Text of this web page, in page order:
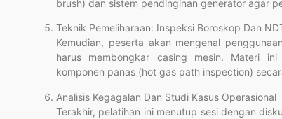
brush) dan sistem pendinginan generator agar
Teknik Pemeliharaan: Inspeksi Boroskop Dan
Kemudian, peserta akan mengenal
harus membongkar casing mesin. Materi
komponen panas (hot gas path inspection)
Analisis Kegagalan Dan Studi Kasus Operasional
Terakhir, pelatihan ini menutup sesi dengan